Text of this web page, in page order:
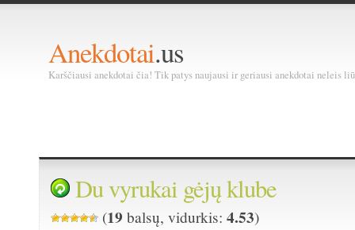
Anekdotai.us
Karščiausi anekdotai čia! Tik patys naujausi ir geriausi anekdotai neleis
Du vyrukai gėjų klube
(19 balsų, vidurkis:4.53)